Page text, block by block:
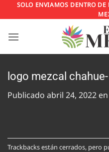
Saltar
al
SOLO ENVIAMOS DENTRO
logo mezcal chahue-
Publicado abril 24, 2022 en
Trackbacks están cerrados, pero